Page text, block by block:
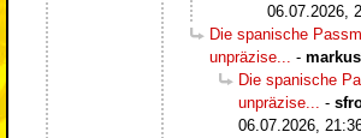
06.07.2026,
Die spanische
unpräzise... -
Die spanische
unpräzise... -
06.07.2026,